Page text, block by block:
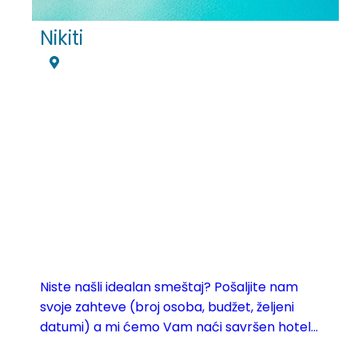
Nikiti
Niste našli idealan smeštaj? Pošaljite nam
svoje zahteve (broj osoba, budžet, željeni
datumi) a mi ćemo Vam naći savršen hotel...